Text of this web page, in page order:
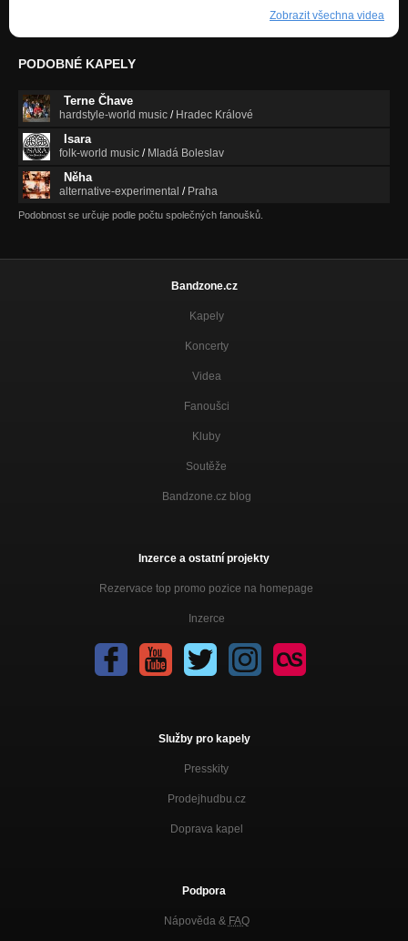
Zobrazit všechna videa
PODOBNÉ KAPELY
Terne Čhave
hardstyle-world music / Hradec Králové
Isara
folk-world music / Mladá Boleslav
Něha
alternative-experimental / Praha
Podobnost se určuje podle počtu společných fanoušků.
Bandzone.cz
Kapely
Koncerty
Videa
Fanoušci
Kluby
Soutěže
Bandzone.cz blog
Inzerce a ostatní projekty
Rezervace top promo pozice na homepage
Inzerce
Služby pro kapely
Presskity
Prodejhudbu.cz
Doprava kapel
Podpora
Nápověda & FAQ